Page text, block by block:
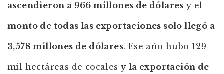
ascendieron a 966 millones de dólares y el
monto de todas las exportaciones solo llegó a
3,578 millones de dólares. Ese año hubo 129
mil hectáreas de cocales y la exportación de